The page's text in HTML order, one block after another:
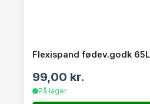
Flexispand fødev.godk 65L
99,00 kr.
På lager